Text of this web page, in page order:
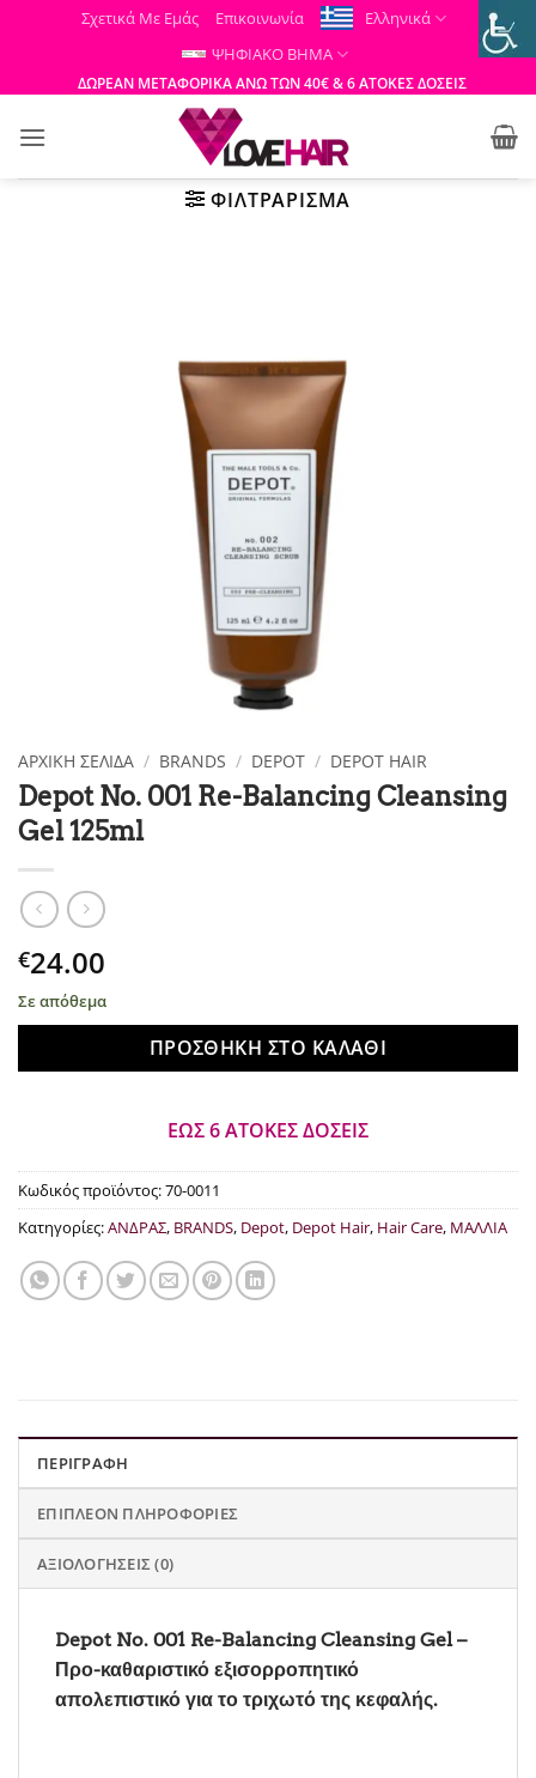
Μετάβαση
περιεχόμενο
Σχετικά Με Εμάς Επικοινωνία
Ελληνικά
ΨΗΦΙΑΚΟ ΒΗΜΑ
ΔΩΡΕΑΝ ΜΕΤΑΦΟΡΙΚΑ ΑΝΩ ΤΩΝ 40€ & 6 ΑΤΟΚΕΣ ΔΟΣΕΙΣ
ΦΙΛΤΡΆΡΙΣΜΑ
ΑΡΧΙΚΉ ΣΕΛΊΔΑ / BRANDS / DEPOT / DEPOT HAIR
Depot No. 001 Re-Balancing Cleansing
Gel 125ml
€24.00
Σε απόθεμα
ΠΡΟΣΘΉΚΗ ΣΤΟ ΚΑΛΆΘΙ
ΕΩΣ 6 ΑΤΟΚΕΣ ΔΟΣΕΙΣ
Κωδικός προϊόντος:70-0011
Κατηγορίες:ΑΝΔΡΑΣ, BRANDS, Depot, Depot Hair, Hair Care, ΜΑΛΛΙΑ
ΠΕΡΙΓΡΑΦΉ
ΕΠΙΠΛΈΟΝ ΠΛΗΡΟΦΟΡΊΕΣ
ΑΞΙΟΛΟΓΉΣΕΙΣ (0)
Depot No. 001 Re-Balancing Cleansing Gel –
Προ-καθαριστικό εξισορροπητικό
απολεπιστικό για το τριχωτό της κεφαλής.